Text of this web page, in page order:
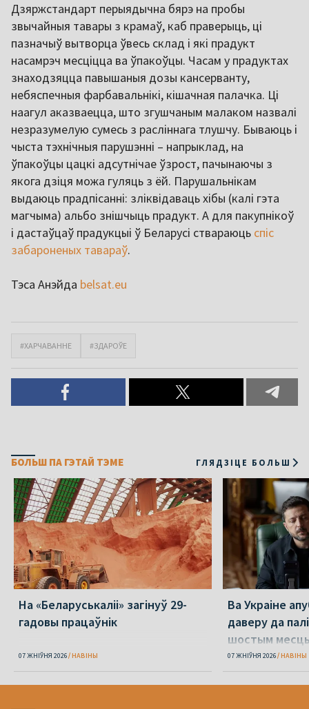
Дзяржстандарт перыядычна бярэ на пробы
звычайныя тавары з крамаў, каб праверыць, ці
пазначыў вытворца ўвесь склад і які прадукт
насамрэч месціцца ва ўпакоўцы. Часам у прадуктах
знаходзяцца павышаныя дозы кансерванту,
небяспечныя фарбавальнікі, кішачная палачка. Ці
наагул аказваецца, што згушчаным малаком назвалі
незразумелую сумесь з расліннага тлушчу. Бываюць і
чыста тэхнічныя парушэнні – напрыклад, на
ўпакоўцы цацкі адсутнічае ўзрост, пачынаючы з
якога дзіця можа гуляць з ёй. Парушальнікам
выдаюць прадпісанні: зліквідаваць хібы (калі гэта
магчыма) альбо знішчыць прадукт. А для пакупнікоў
і дастаўцаў прадукцыі ў Беларусі ствараюць спіс
забароненых тавараў.
Тэса Анэйда belsat.eu
#ХАРЧАВАННЕ #ЗДАРОЎЕ
БОЛЬШ ПА ГЭТАЙ ТЭМЕ ГЛЯДЗІЦЕ БОЛЬШ
На «Беларуськаліі» загінуў 29-
гадовы працаўнік
07 ЖНІЎНЯ 2026 НАВІНЫ
Ва Украіне
даверу да
шостым
07 ЖНІЎНЯ 2026 НАВІНЫ